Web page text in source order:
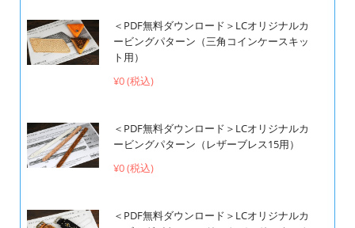
＜PDF無料ダウンロード＞LCオリジナルカ
ービングパターン（三角コインケースキッ
ト用）
¥0 (税込)
＜PDF無料ダウンロード＞LCオリジナルカ
ービングパターン（レザーブレス15用）
¥0 (税込)
＜PDF無料ダウンロード＞LCオリジナルカ